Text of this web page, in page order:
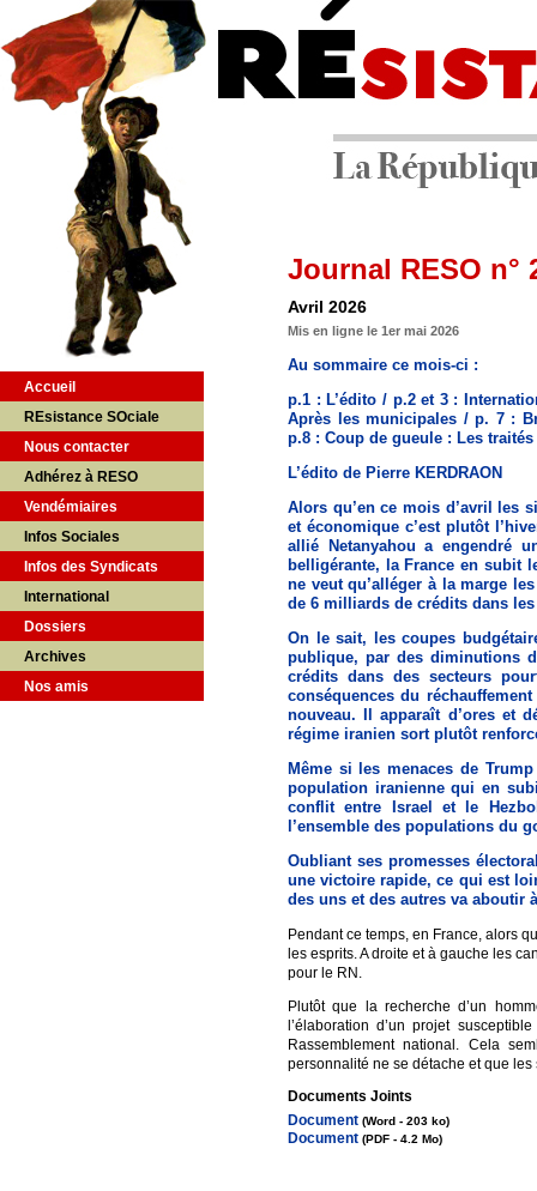
Accueil
REsistance SOciale
Nous contacter
Adhérez à RESO
Vendémiaires
Infos Sociales
Infos des Syndicats
International
Dossiers
Archives
Nos amis
Journal RESO n°
Avril 2026
Mis en ligne le 1er mai 2026
Au sommaire ce mois-ci :
p.1 : L’édito / p.2 et 3 :
Après les municipales /p. 7 :
p.8 : Coup de gueule : Les
L’édito de Pierre KERDRAON
Alors qu’en ce mois d’avril les
et économique c’est plutôt
allié Netanyahou a engendré
belligérante, la France en subit
ne veut qu’alléger à la marge
de 6 milliards de crédits dans
On le sait, les coupes
publique, par des diminutions
crédits dans des secteurs
conséquences du
nouveau. Il apparaît d’ores et
régime iranien sort plutôt
Même si les menaces de
population iranienne qui en
conflit entre Israel et le
l’ensemble des populations du
Oubliant ses promesses
une victoire rapide, ce qui est
des uns et des autres va aboutir
Pendant ce temps, en France, alors
les esprits. A droite et à gauche les
pour le RN.
Plutôt que la recherche d’un
l’élaboration d’un projet
Rassemblement national. Cela
personnalité ne se détache et que
Documents Joints
Document (Word - 203 ko)
Document (PDF - 4.2 Mo)